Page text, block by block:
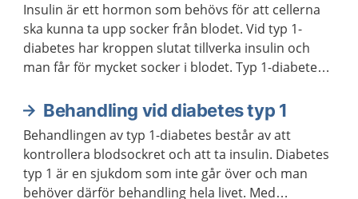
Insulin är ett hormon som behövs för att cellerna
ska kunna ta upp socker från blodet. Vid typ 1-
diabetes har kroppen slutat tillverka insulin och
man får för mycket socker i blodet. Typ 1-diabetes
behandling med insulin och kontrollera
blodsockret regelbundet.
Behandling vid diabetes typ 1
Behandlingen av typ 1-diabetes består av att
kontrollera blodsockret och att ta insulin. Diabetes
typ 1 är en sjukdom som inte går över och man
behöver därför behandling hela livet. Med